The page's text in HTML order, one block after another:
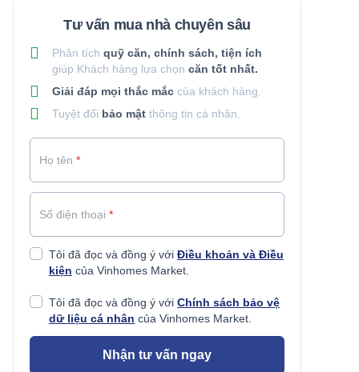
Tư vấn mua nhà chuyên sâu
Phân tích quỹ căn, chính sách, tiện ích
giúp Khách hàng lựa chọn căn tốt nhất.
Giải đáp mọi thắc mắc của khách hàng.
Tuyệt đối bảo mật thông tin cá nhân.
Họ tên *
Số điện thoại *
Tôi đã đọc và đồng ý với Điều khoản và Điều
kiện của Vinhomes Market.
Tôi đã đọc và đồng ý với Chính sách bảo vệ
dữ liệu cá nhân của Vinhomes Market.
Nhận tư vấn ngay